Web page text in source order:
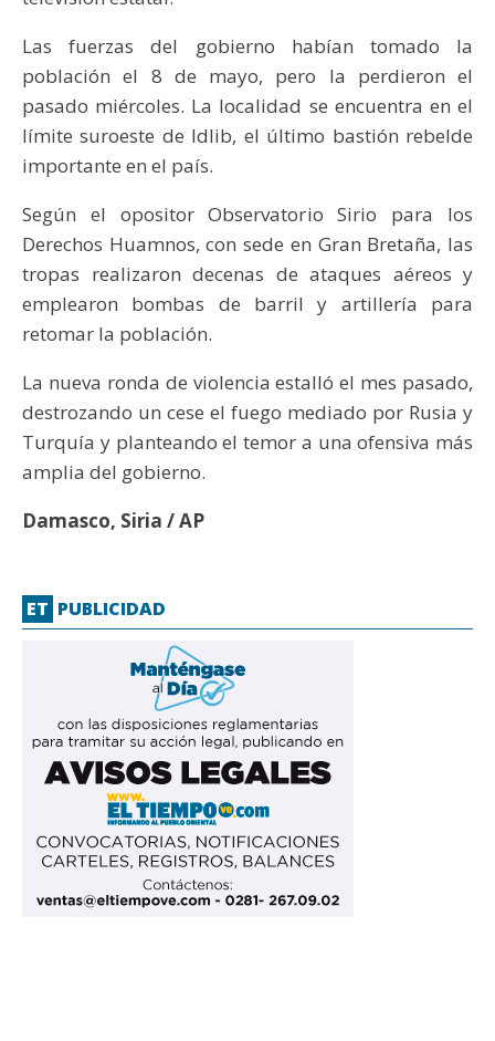
Las fuerzas del gobierno habían tomado la
población el 8 de mayo, pero la perdieron el
pasado miércoles. La localidad se encuentra en el
límite suroeste de Idlib, el último bastión rebelde
importante en el país.
Según el opositor Observatorio Sirio para los
Derechos Huamnos, con sede en Gran Bretaña, las
tropas realizaron decenas de ataques aéreos y
emplearon bombas de barril y artillería para
retomar la población.
La nueva ronda de violencia estalló el mes pasado,
destrozando un cese el fuego mediado por Rusia y
Turquía y planteando el temor a una ofensiva más
amplia del gobierno.
Damasco, Siria / AP
ET PUBLICIDAD